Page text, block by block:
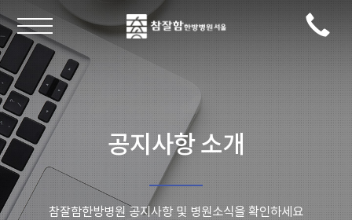
공지사항 소개
참잘함한방병원 공지사항 및 병원소식을 확인하세요